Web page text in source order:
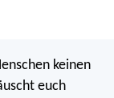
keinen
euch